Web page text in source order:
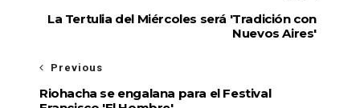
La Tertulia del Miércoles será 'Tradición con
Nuevos Aires'
Previous
Riohacha se engalana para el Festival